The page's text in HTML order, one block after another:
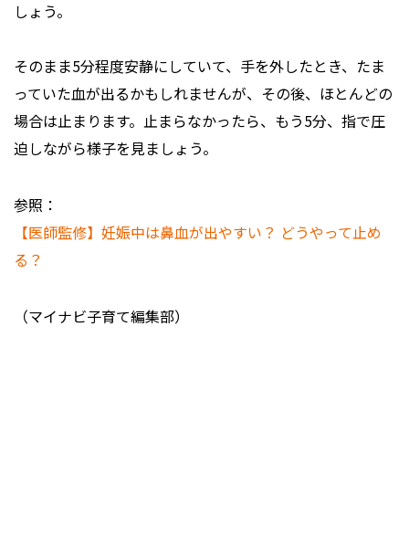
しょう。
そのまま5分程度安静にしていて、手を外したとき、たま
っていた血が出るかもしれませんが、その後、ほとんどの
場合は止まります。止まらなかったら、もう5分、指で圧
迫しながら様子を見ましょう。
参照：
【医師監修】妊娠中は鼻血が出やすい？ どうやって止め
る？
（マイナビ子育て編集部）